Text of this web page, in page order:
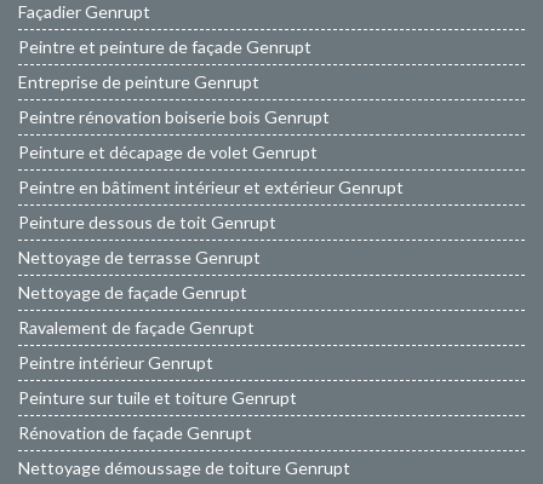
Façadier Genrupt
Peintre et peinture de façade Genrupt
Entreprise de peinture Genrupt
Peintre rénovation boiserie bois Genrupt
Peinture et décapage de volet Genrupt
Peintre en bâtiment intérieur et extérieur Genrupt
Peinture dessous de toit Genrupt
Nettoyage de terrasse Genrupt
Nettoyage de façade Genrupt
Ravalement de façade Genrupt
Peintre intérieur Genrupt
Peinture sur tuile et toiture Genrupt
Rénovation de façade Genrupt
Nettoyage démoussage de toiture Genrupt